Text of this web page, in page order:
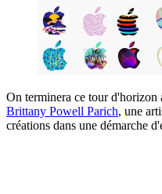
On terminera ce tour d'horizon
Brittany Powell Parich, une
créations dans une démarche